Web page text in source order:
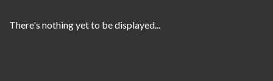
There's nothing yet to be displayed...